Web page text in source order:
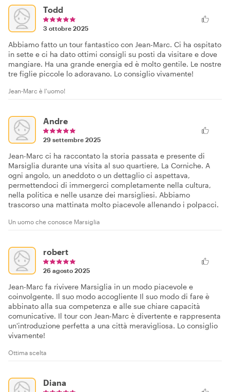
Todd
3 ottobre 2025
Abbiamo fatto un tour fantastico con Jean-Marc. Ci ha ospitato
in sette e ci ha dato ottimi consigli su posti da visitare e dove
mangiare. Ha una grande energia ed è molto gentile. Le nostre
tre figlie piccole lo adoravano. Lo consiglio vivamente!
Jean-Marc è l'uomo!
Andre
29 settembre 2025
Jean-Marc ci ha raccontato la storia passata e presente di
Marsiglia durante una visita al suo quartiere, La Corniche. A
ogni angolo, un aneddoto o un dettaglio ci aspettava,
permettendoci di immergerci completamente nella cultura,
nella politica e nelle usanze dei marsigliesi. Abbiamo
trascorso una mattinata molto piacevole allenando i polpacci.
Un uomo che conosce Marsiglia
robert
26 agosto 2025
Jean-Marc fa rivivere Marsiglia in un modo piacevole e
coinvolgente. Il suo modo accogliente Il suo modo di fare è
abbinato alla sua competenza e alle sue chiare capacità
comunicative. Il tour con Jean-Marc è divertente e rappresenta
un'introduzione perfetta a una città meravigliosa. Lo consiglio
vivamente!
Ottima scelta
Diana